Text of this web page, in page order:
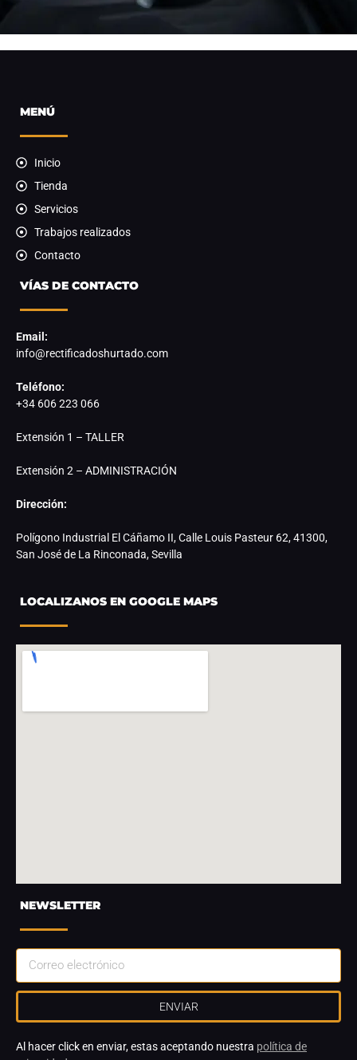
MENÚ
Inicio
Tienda
Servicios
Trabajos realizados
Contacto
VÍAS DE CONTACTO
Email:
info@rectificadoshurtado.com
Teléfono:
+34 606 223 066
Extensión 1 – TALLER
Extensión 2 – ADMINISTRACIÓN
Dirección:
Polígono Industrial El Cáñamo II, Calle Louis Pasteur 62, 41300,
San José de La Rinconada, Sevilla
LOCALIZANOS EN GOOGLE MAPS
NEWSLETTER
ENVIAR
Al hacer click en enviar, estas aceptando nuestra política de